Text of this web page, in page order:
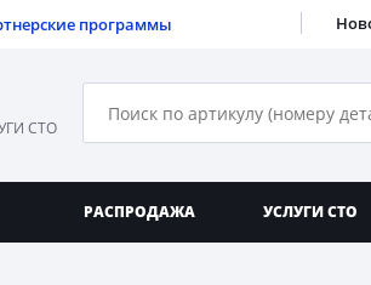
программы
СТО
РАСПРОДАЖА УСЛУГИ СТО